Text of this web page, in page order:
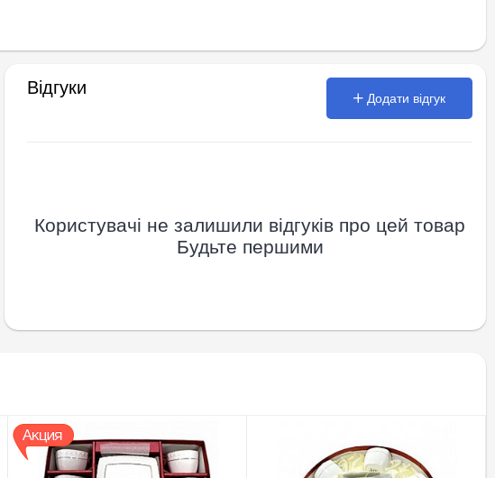
Відгуки
Додати відгук
Користувачі не залишили відгуків про цей товар
Будьте першими